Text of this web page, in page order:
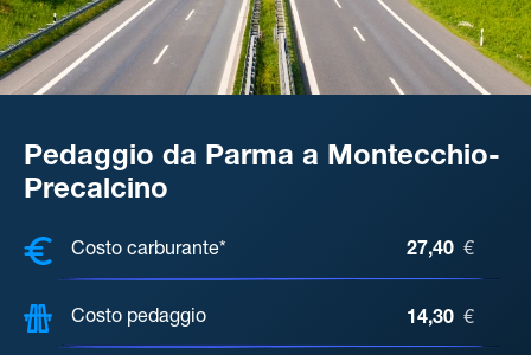
Pedaggio da Parma a Montecchio-
Precalcino
COSTI, DISTANZA, TEMPO DI
Costo carburante* 27,40 €
Costo pedaggio 14,30 €